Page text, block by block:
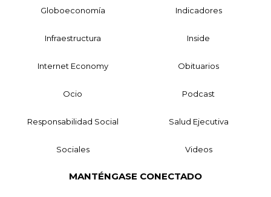
Globoeconomía Indicadores
Infraestructura Inside
Internet Economy Obituarios
Ocio Podcast
Responsabilidad Social Salud Ejecutiva
Sociales Videos
MANTÉNGASE CONECTADO